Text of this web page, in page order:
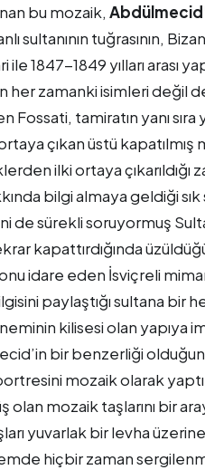
bu mozaik,
sultanının tuğrasının,
1847-1849 yılları arası
zamanki isimleri değil
Fossati, tamiratın yanı
çıkan üstü
ilki ortaya
bilgi almaya geldiği
de sürekli soruyormuş
kapattırdığında üzüldüğü
idare eden İsviçreli
paylaştığı sultana bir
kilisesi olan yapıya
bir benzerliği
mozaik olarak
olan mozaik taşlarını bir
yuvarlak bir levha
hiçbir zaman